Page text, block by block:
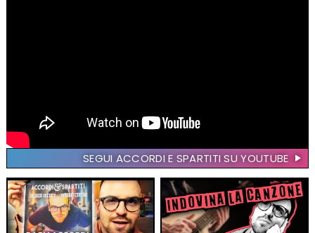
SEGUI ACCORDI E SPARTITI SU YOUTUBE